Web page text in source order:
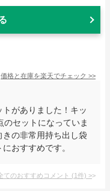
価格と在庫を楽天でチェック >>
がありました！キッ
のセットになっていま
の非常用持ち出し袋
おすすめです。
てのおすすめコメント (1件) >